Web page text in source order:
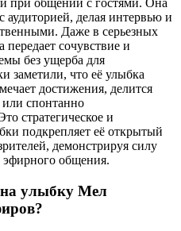
при общении с гостями. Она
аудиторией, делая интервью и
Даже в серьезных
передает сочувствие и
без ущерба для
заметили, что её улыбка
достижения, делится
спонтанно
стратегическое и
подкрепляет её открытый
демонстрируя силу
общения.
улыбку Мел